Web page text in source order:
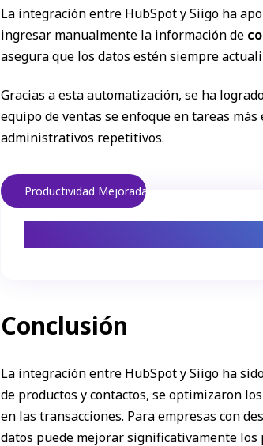
La integración entre HubSpot y Siigo ha
ingresar manualmente la información de
asegura que los datos estén siempre
Gracias a esta automatización, se ha
equipo de ventas se enfoque en tareas
administrativos repetitivos.
Productividad Mejorada
Conclusión
La integración entre HubSpot y Siigo ha
de productos y contactos, se optimizaron
en las transacciones. Para empresas con
datos puede mejorar significativamente los